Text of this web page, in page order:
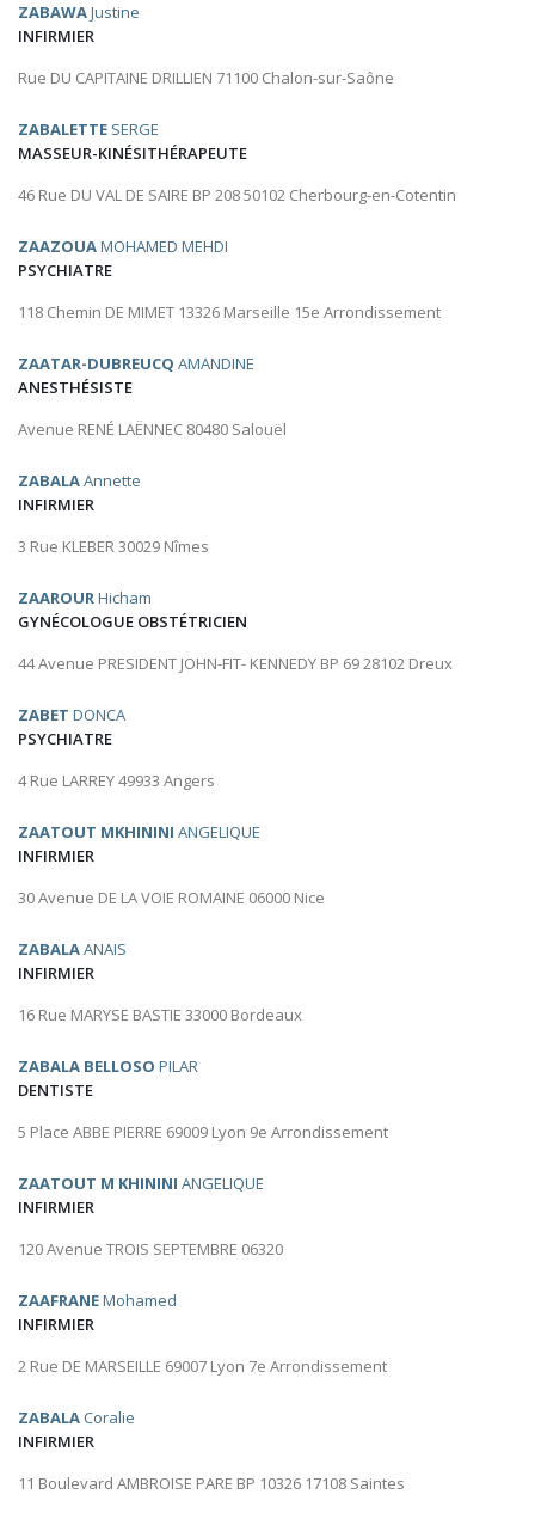
ZABAWAJustine
INFIRMIER
Rue DU CAPITAINE DRILLIEN 71100 Chalon-sur-Saône
ZABALETTE SERGE
MASSEUR-KINÉSITHÉRAPEUTE
46 Rue DU VAL DE SAIRE BP 208 50102 Cherbourg-en-Cotentin
ZAAZOUAMOHAMED MEHDI
PSYCHIATRE
118 Chemin DE MIMET 13326 Marseille 15e Arrondissement
ZAATAR-DUBREUCQ AMANDINE
ANESTHÉSISTE
Avenue RENÉ LAËNNEC 80480 Salouël
ZABALAAnnette
INFIRMIER
3 Rue KLEBER 30029 Nîmes
ZAAROURHicham
GYNÉCOLOGUE OBSTÉTRICIEN
44 Avenue PRESIDENT JOHN-FIT- KENNEDY BP 69 28102 Dreux
ZABET DONCA
PSYCHIATRE
4 Rue LARREY 49933 Angers
ZAATOUT MKHININI ANGELIQUE
INFIRMIER
30 Avenue DE LA VOIE ROMAINE 06000 Nice
ZABALAANAIS
INFIRMIER
16 Rue MARYSE BASTIE 33000 Bordeaux
ZABALA BELLOSO PILAR
DENTISTE
5 Place ABBE PIERRE 69009 Lyon 9e Arrondissement
ZAATOUT M KHININI ANGELIQUE
INFIRMIER
120 Avenue TROIS SEPTEMBRE 06320
ZAAFRANEMohamed
INFIRMIER
2 Rue DE MARSEILLE 69007 Lyon 7e Arrondissement
ZABALA Coralie
INFIRMIER
11 Boulevard AMBROISE PARE BP 10326 17108 Saintes